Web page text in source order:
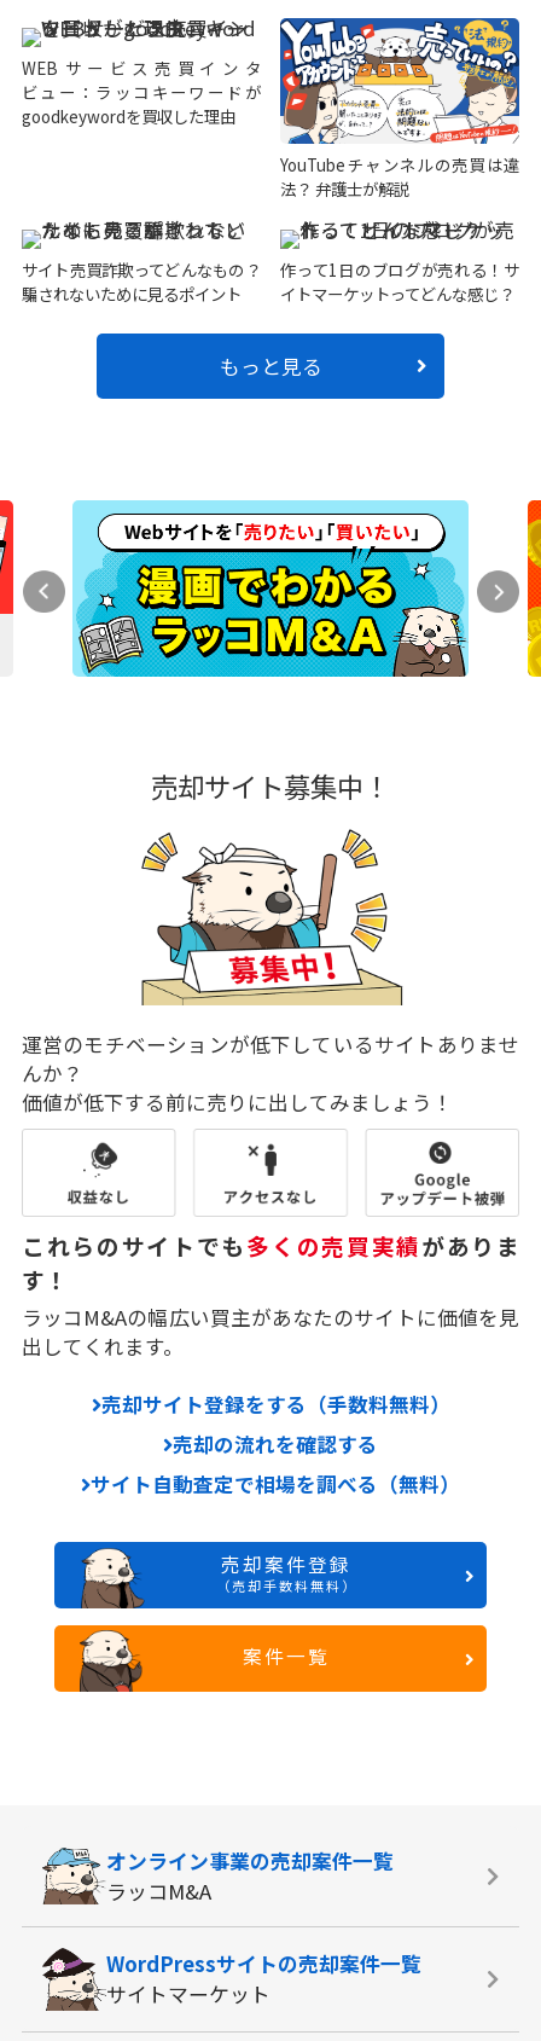
WEBサービス売買インタ
ビュー：ラッコキーワードが
goodkeywordを買収した理由
YouTubeチャンネルの売買は違
法？ 弁護士が解説
サイト売買詐欺ってどんなもの？
騙されないために見るポイント
作って1日のブログが売れる！サ
イトマーケットってどんな感じ？
もっと見る
売却サイト募集中！
運営のモチベーションが低下しているサイトありませ
んか？
価値が低下する前に売りに出してみましょう！
これらのサイトでも多くの売買実績がありま
す！
ラッコM&Aの幅広い買主があなたのサイトに価値を見
出してくれます。
売却サイト登録をする（手数料無料）
売却の流れを確認する
サイト自動査定で相場を調べる（無料）
売却案件登録
（売却手数料無料）
案件一覧
オンライン事業の売却案件一覧
ラッコM&A
WordPressサイトの売却案件一覧
サイトマーケット